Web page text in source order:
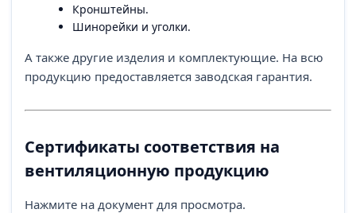
Кронштейны.
Шинорейки и уголки.
А также другие изделия и комплектующие. На всю
продукцию предоставляется заводская гарантия.
Сертификаты соответствия на
вентиляционную продукцию
Нажмите на документ для просмотра.